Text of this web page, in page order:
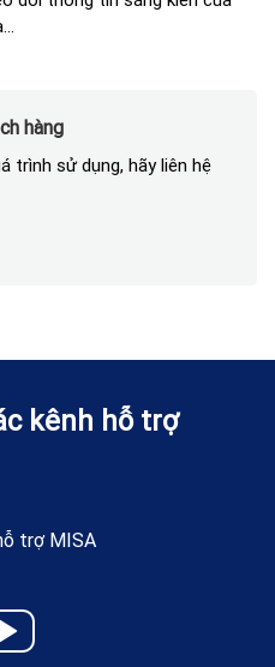
hàng
trình sử dụng, hãy liên hệ
kênh hỗ trợ
trợ MISA